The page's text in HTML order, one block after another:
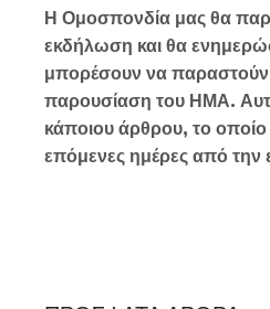
Η Ομοσπονδία μας θα
εκδήλωση και θα
μπορέσουν να παραστούν,
παρουσίαση του ΗΜΑ.
κάποιου άρθρου, το οποίο
επόμενες ημέρες από